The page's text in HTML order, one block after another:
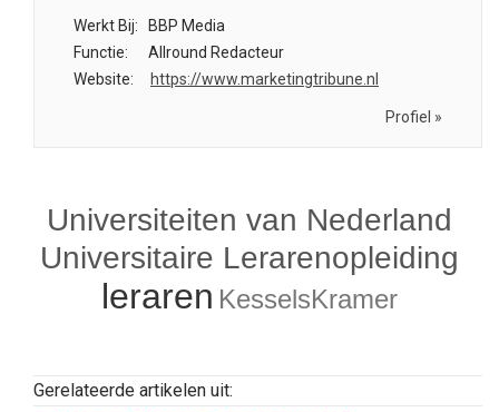
Werkt Bij:
BBP Media
Functie:
Allround Redacteur
Website:
https://www.marketingtribune.nl
Profiel »
Universiteiten van Nederland
Universitaire Lerarenopleiding
leraren KesselsKramer
Gerelateerde artikelen uit: